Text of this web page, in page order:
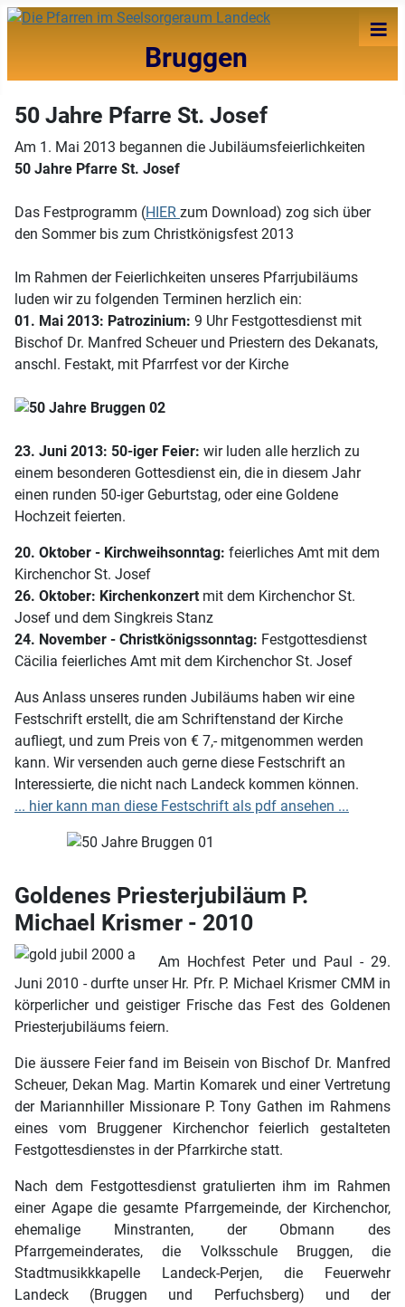
Bruggen
≡
50 Jahre Pfarre St. Josef
Am 1. Mai 2013 begannen die Jubiläumsfeierlichkeiten
50 Jahre Pfarre St. Josef
Das Festprogramm (HIER zum Download) zog sich über
den Sommer bis zum Christkönigsfest 2013
Im Rahmen der Feierlichkeiten unseres Pfarrjubiläums
luden wir zu folgenden Terminen herzlich ein:
01. Mai 2013: Patrozinium: 9 Uhr Festgottesdienst mit
Bischof Dr. Manfred Scheuer und Priestern des Dekanats,
anschl. Festakt, mit Pfarrfest vor der Kirche
23. Juni 2013: 50-iger Feier: wir luden alle herzlich zu
einem besonderen Gottesdienst ein, die in diesem Jahr
einen runden 50-iger Geburtstag, oder eine Goldene
Hochzeit feierten.
20. Oktober - Kirchweihsonntag: feierliches Amt mit dem
Kirchenchor St. Josef
26. Oktober: Kirchenkonzert mit dem Kirchenchor St.
Josef und dem Singkreis Stanz
24. November - Christkönigssonntag: Festgottesdienst
Cäcilia feierliches Amt mit dem Kirchenchor St. Josef
Aus Anlass unseres runden Jubiläums haben wir eine
Festschrift erstellt, die am Schriftenstand der Kirche
aufliegt, und zum Preis von € 7,- mitgenommen werden
kann. Wir versenden auch gerne diese Festschrift an
Interessierte, die nicht nach Landeck kommen können.
... hier kann man diese Festschrift als pdf ansehen ...
Goldenes Priesterjubiläum P.
Michael Krismer - 2010
Am Hochfest Peter und Paul - 29.
Juni 2010 - durfte unser Hr. Pfr. P. Michael Krismer CMM in
körperlicher und geistiger Frische das Fest des Goldenen
Priesterjubiläums feiern.
Die äussere Feier fand im Beisein von Bischof Dr. Manfred
Scheuer, Dekan Mag. Martin Komarek und einer Vertretung
der Mariannhiller Missionare P. Tony Gathen im Rahmens
eines vom Bruggener Kirchenchor feierlich gestalteten
Festgottesdienstes in der Pfarrkirche statt.
Nach dem Festgottesdienst gratulierten ihm im Rahmen
einer Agape die gesamte Pfarrgemeinde, der Kirchenchor,
ehemalige Minstranten, der Obmann des
Pfarrgemeinderates, die Volksschule Bruggen, die
Stadtmusikkkapelle Landeck-Perjen, die Feuerwehr
Landeck (Bruggen und Perfuchsberg) und der